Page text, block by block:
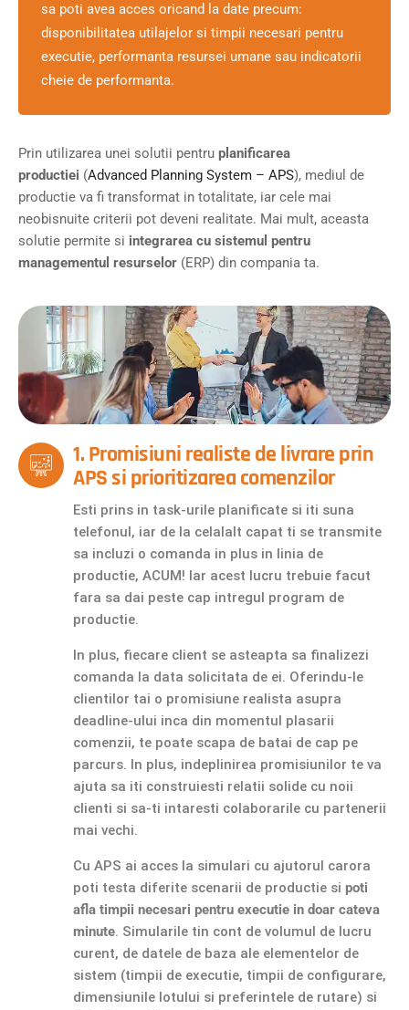
sa poti avea acces oricand la date precum:
disponibilitatea utilajelor si timpii necesari pentru
executie, performanta resursei umane sau indicatorii
cheie de performanta.
Prin utilizarea unei solutii pentru planificarea
productiei (Advanced Planning System – APS), mediul de
productie va fi transformat in totalitate, iar cele mai
neobisnuite criterii pot deveni realitate. Mai mult, aceasta
solutie permite si integrarea cu sistemul pentru
managementul resurselor (ERP) din compania ta.
1. Promisiuni realiste de livrare prin
APS si prioritizarea comenzilor
Esti prins in task-urile planificate si iti suna
telefonul, iar de la celalalt capat ti se transmite
sa incluzi o comanda in plus in linia de
productie, ACUM! Iar acest lucru trebuie facut
fara sa dai peste cap intregul program de
productie.
In plus, fiecare client se asteapta sa finalizezi
comanda la data solicitata de ei. Oferindu-le
clientilor tai o promisiune realista asupra
deadline-ului inca din momentul plasarii
comenzii, te poate scapa de batai de cap pe
parcurs. In plus, indeplinirea promisiunilor te va
ajuta sa iti construiesti relatii solide cu noii
clienti si sa-ti intaresti colaborarile cu partenerii
mai vechi.
Cu APS ai acces la simulari cu ajutorul carora
poti testa diferite scenarii de productie si poti
afla timpii necesari pentru executie in doar cateva
minute. Simularile tin cont de volumul de lucru
curent, de datele de baza ale elementelor de
sistem (timpii de executie, timpii de configurare,
dimensiunile lotului si preferintele de rutare) si